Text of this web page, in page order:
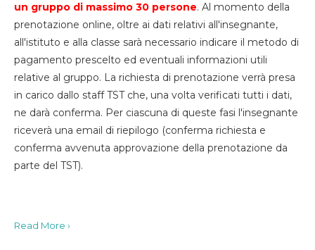
un gruppo di massimo 30 persone. Al momento della
prenotazione online, oltre ai dati relativi all'insegnante,
all'istituto e alla classe sarà necessario indicare il metodo di
pagamento prescelto ed eventuali informazioni utili
relative al gruppo. La richiesta di prenotazione verrà presa
in carico dallo staff TST che, una volta verificati tutti i dati,
ne darà conferma. Per ciascuna di queste fasi l'insegnante
riceverà una email di riepilogo (conferma richiesta e
conferma avvenuta approvazione della prenotazione da
parte del TST).
Read More ›